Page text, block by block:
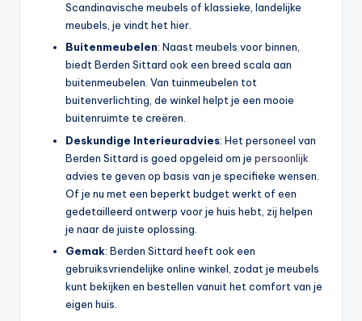
Scandinavische meubels of klassieke, landelijke
meubels, je vindt het hier.
Buitenmeubelen: Naast meubels voor binnen,
biedt Berden Sittard ook een breed scala aan
buitenmeubelen. Van tuinmeubelen tot
buitenverlichting, de winkel helpt je een mooie
buitenruimte te creëren.
Deskundige Interieuradvies: Het personeel van
Berden Sittard is goed opgeleid om je persoonlijk
advies te geven op basis van je specifieke wensen.
Of je nu met een beperkt budget werkt of een
gedetailleerd ontwerp voor je huis hebt, zij helpen
je naar de juiste oplossing.
Gemak: Berden Sittard heeft ook een
gebruiksvriendelijke online winkel, zodat je meubels
kunt bekijken en bestellen vanuit het comfort van je
eigen huis.